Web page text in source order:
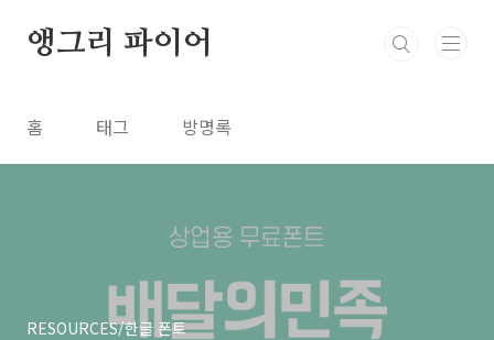
앵그리 파이어
홈 태그 방명록
RESOURCES/한글 폰트